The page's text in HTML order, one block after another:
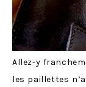
Allez-y
les paillettes